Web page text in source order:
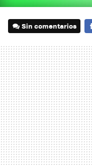
Sin comentarios